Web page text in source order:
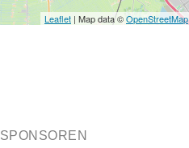
Leaflet | Map data ©OpenStreetMap
SPONSOREN